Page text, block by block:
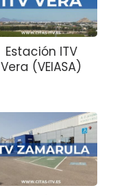
Estación ITV
Vera (VEIASA)